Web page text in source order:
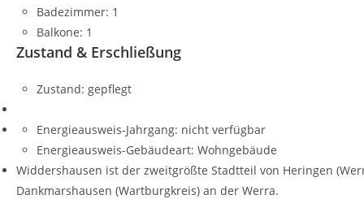
Badezimmer: 1
Balkone: 1
Zustand & Erschließung
Zustand: gepflegt
Energieausweis-Jahrgang: nicht verfügbar
Energieausweis-Gebäudeart: Wohngebäude
Widdershausen ist der zweitgrößte Stadtteil von Heringen
Dankmarshausen (Wartburgkreis) an der Werra.